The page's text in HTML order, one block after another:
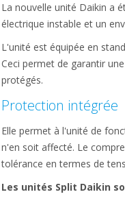
La nouvelle unité Daikin a
électrique instable et un
L'unité est équipée en
Ceci permet de garantir
protégés.
Protection intégrée
Elle permet à l'unité de
n'en soit affecté. Le
tolérance en termes de
Les unités Split Daikin